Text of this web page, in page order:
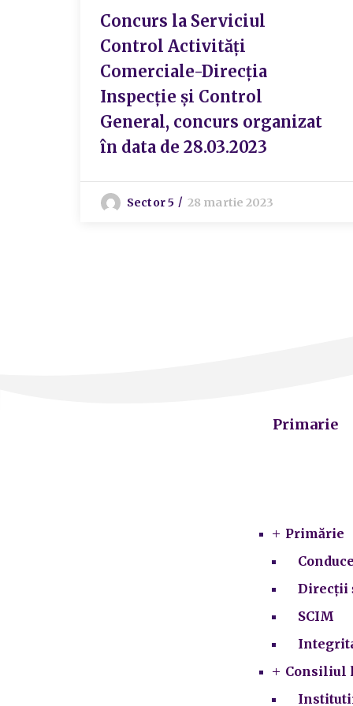
Concurs la Serviciul
Control Activități
Comerciale-Direcția
Inspecție și Control
General, concurs organizat
în data de 28.03.2023
Sector 5 28 martie 2023
Primarie
Primărie
Direcții
SCIM
Consiliul